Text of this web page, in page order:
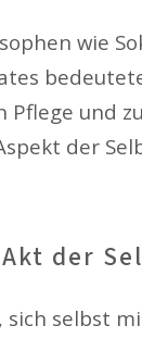
wie
und
der
der
selbst